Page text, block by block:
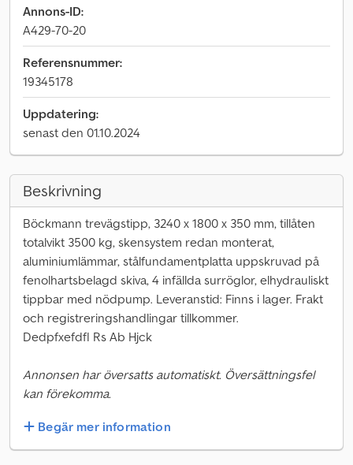
Annons-ID:
A429-70-20
Referensnummer:
19345178
Uppdatering:
senast den 01.10.2024
Beskrivning
Böckmann trevägstipp, 3240 x 1800 x 350 mm, tillåten
totalvikt 3500 kg, skensystem redan monterat,
aluminiumlämmar, stålfundamentplatta uppskruvad på
fenolhartsbelagd skiva, 4 infällda surröglor, elhydrauliskt
tippbar med nödpump. Leveranstid: Finns i lager. Frakt
och registreringshandlingar tillkommer.
Dedpfxefdfl Rs Ab Hjck
Annonsen har översatts automatiskt. Översättningsfel
kan förekomma.
Begär mer information